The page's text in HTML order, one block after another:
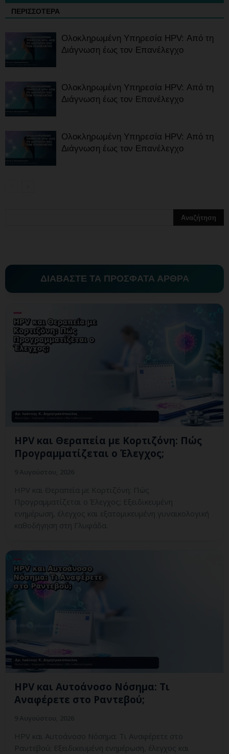
ΠΕΡΙΣΣΟΤΕΡΑ
Ολοκληρωμένη Υπηρεσία HPV: Από τη
Διάγνωση έως τον Επανέλεγχο
Ολοκληρωμένη Υπηρεσία HPV: Από τη
Διάγνωση έως τον Επανέλεγχο
Ολοκληρωμένη Υπηρεσία HPV: Από τη
Διάγνωση έως τον Επανέλεγχο
ΔΙΑΒΑΣΤΕ ΤΑ ΠΡΟΣΦΑΤΑ ΑΡΘΡΑ
HPV και Θεραπεία με Κορτιζόνη: Πώς
Προγραμματίζεται ο Έλεγχος;
HPV και Θεραπεία με Κορτιζόνη: Πώς
Προγραμματίζεται ο Έλεγχος; Εξειδικευμένη
ενημέρωση, έλεγχος και εξατομικευμένη γυναικολογική
καθοδήγηση στη Γλυφάδα.
HPV και Αυτοάνοσο Νόσημα: Τι
Αναφέρετε στο Ραντεβού;
HPV και Αυτοάνοσο Νόσημα: Τι Αναφέρετε στο
Ραντεβού; Εξειδικευμένη ενημέρωση, έλεγχος και